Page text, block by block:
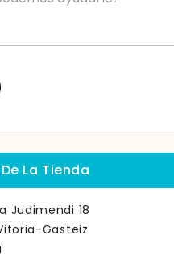
La Tienda
Judimendi 18
Gasteiz